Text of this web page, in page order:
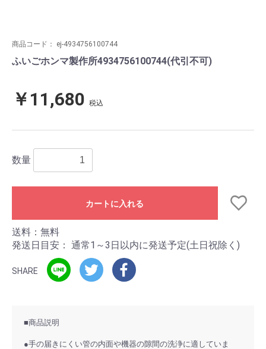
商品コード： ej-4934756100744
ふいごホンマ製作所4934756100744(代引不可)
￥11,680 税込
数量
カートに入れる
送料：無料
発送日目安： 通常1～3日以内に発送予定(土日祝除く)
SHARE
■商品説明
●手の届きにくい管の内面や機器の隙間の洗浄に適していま